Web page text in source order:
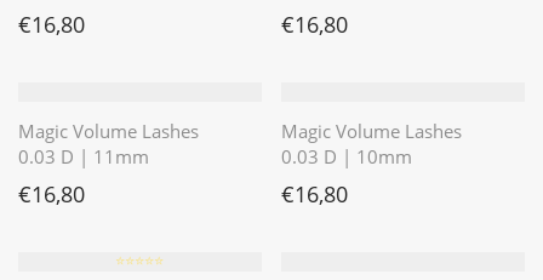
€16,80 €16,80
Magic Volume Lashes
0.03 D | 11mm
€16,80
Magic Volume Lashes
0.03 D | 10mm
€16,80
⭐️⭐️⭐️⭐️⭐️